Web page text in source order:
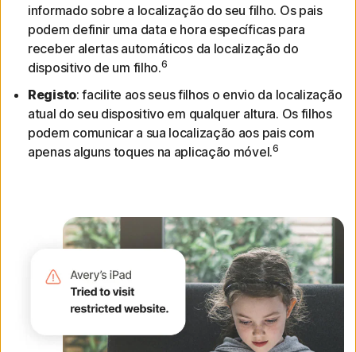
informado sobre a localização do seu filho. Os pais
podem definir uma data e hora específicas para
receber alertas automáticos da localização do
dispositivo de um filho.6
Registo: facilite aos seus filhos o envio da localização
atual do seu dispositivo em qualquer altura. Os filhos
podem comunicar a sua localização aos pais com
apenas alguns toques na aplicação móvel.6